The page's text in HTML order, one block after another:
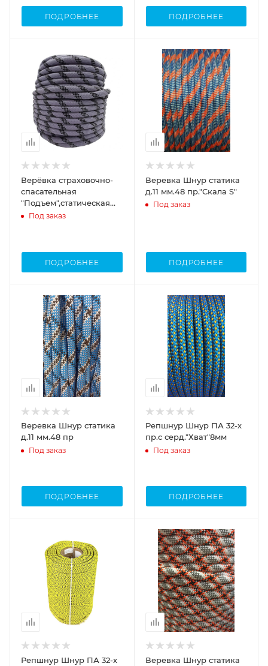
ПОДРОБНЕЕ ПОДРОБНЕЕ
Верёвка страховочно-
спасательная
"Подъем",статическая
48пр.16 мм
Под заказ
ПОДРОБНЕЕ
Веревка Шнур статика
д.11 мм.48 пр."Скала S"
Под заказ
ПОДРОБНЕЕ
Веревка Шнур статика
д.11 мм.48 пр
Под заказ
ПОДРОБНЕЕ
Репшнур Шнур ПА 32-х
пр.с серд."Хват"8мм
Под заказ
ПОДРОБНЕЕ
Репшнур Шнур ПА 32-х
Веревка Шнур статика